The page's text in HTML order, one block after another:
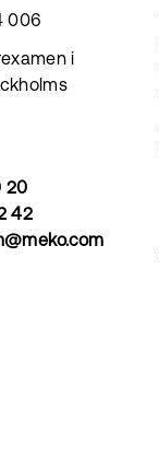
006
i
20
42